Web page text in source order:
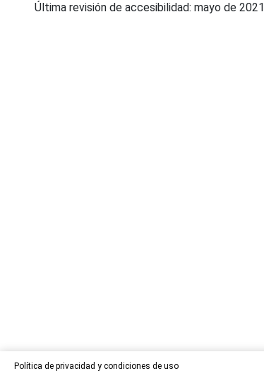
Última revisión de accesibilidad: mayo de 2021
Política de privacidad y condiciones de uso